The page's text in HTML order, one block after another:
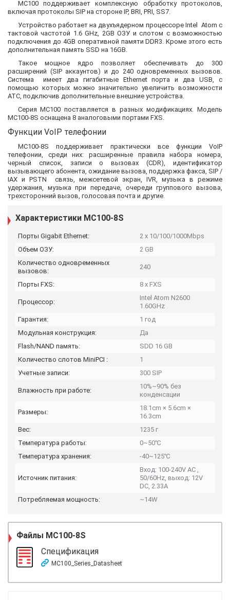
MC100 поддерживает комплексную обработку протоколов,
включая протоколы SIP на стороне IP, BRI, PRI, SS7.
Устройство работает на двухъядерном процессоре Intel Atom с
тактовой частотой 1.6 GHz, 2GB ОЗУ и слотом с возможностью
подключения до 4GB оперативной памяти DDR3. Кроме этого есть
дополнительная память SSD на 16GB.
Такое мощное ядро позволяет обеспечивать до 300
расширений (SIP аккаунтов) и до 240 одновременных вызовов.
Система имеет два гигабитные Ethernet порта и два USB, с
помощью которых можно значительно увеличить возможности
АТС, подключив дополнительные внешние устройства.
Серия MC100 поставляется в разных модификациях. Модель
MC100-8S оснащена 8 аналоговыми портами FXS.
Функции VoIP телефонии
MC100-8S поддерживает практически все функции VoIP
телефонии, среди них: расширенные правила набора номера,
черный список, записи о вызовах (CDR), идентификатор
вызывающего абонента, ожидание вызова, поддержка факса, SIP /
IAX и PSTN связь, межсетевой экран, IVR, музыка в режиме
удержания, музыка при передаче, очереди группового вызова,
трехсторонний вызов, голосовая почта и другие.
Характеристики MC100-8S
Порты Gigabit Ethernet:
2 x 10/100/1000Mbps
Объем ОЗУ:
2 GB
Количество одновременных
вызовов:
240
Порты FXS: 8 x FXS
Процессор:
Intel Atom N2600
1.60GHz
Гарантия:
1 год
Модульная конструкция:
Да
Flash/NAND память:
SDD 16 GB
Количество слотов MiniPCI :
1
Учетные записи:
300 SIP
Влажность при работе:
10%~90% без
конденсации
Размеры:
18.1cm × 5.6cm ×
16.3cm
Вес:
1235 г
Температура работы:
0~50℃
Температура хранения:
-40~125℃
Источник питания:
Вход: 100-240V AC ,
50/60Hz, выход: 12V
DC, 2.33A
Потребляемая мощность:
~14W
Файлы MC100-8S
Спецификация
MC100_Series_Datasheet